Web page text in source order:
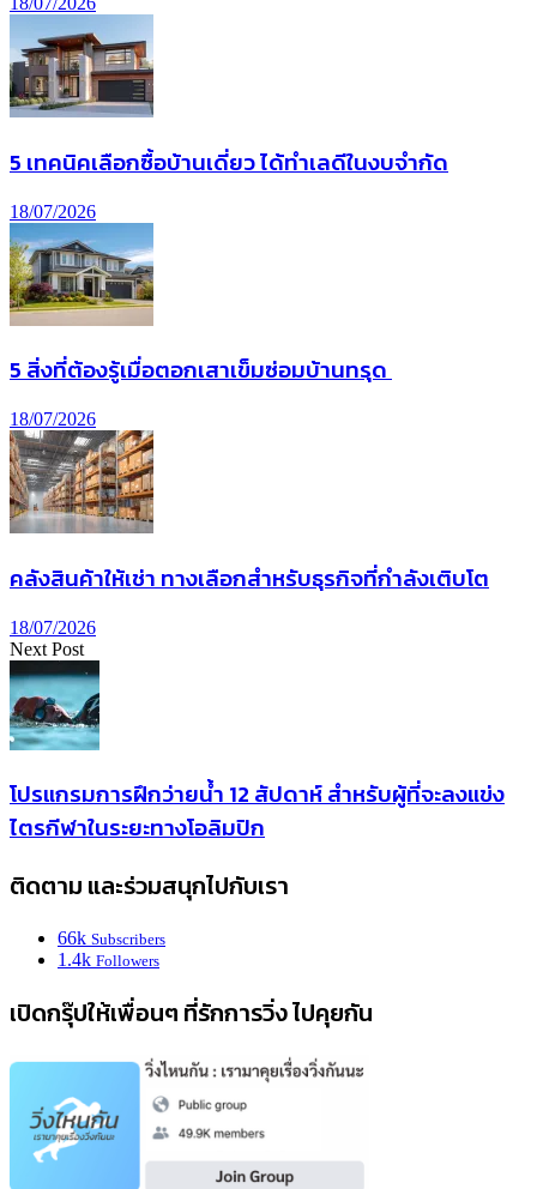
5 เทคนิคเลือกซื้อบ้านเดี่ยว ได้ทำเลดีในงบจำกัด
18/07/2026
5 สิ่งที่ต้องรู้เมื่อตอกเสาเข็มซ่อมบ้านทรุด
18/07/2026
คลังสินค้าให้เช่า ทางเลือกสำหรับธุรกิจที่กำลังเติบโต
18/07/2026
Next Post
โปรแกรมการฝึกว่ายน้ำ 12 สัปดาห์ สำหรับผู้ที่จะลงแข่ง
ไตรกีฬาในระยะทางโอลิมปิก
ติดตาม และร่วมสนุกไปกับเรา
66k Subscribers
1.4k Followers
เปิดกรุ๊ปให้เพื่อนๆ ที่รักการวิ่ง ไปคุยกัน